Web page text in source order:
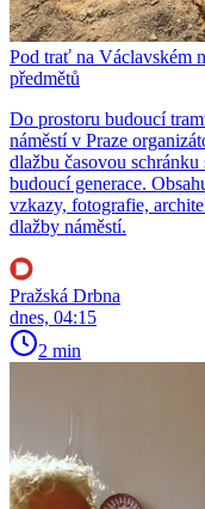
Pod trať na Václavském
předmětů
Do prostoru budoucí
náměstí v Praze
dlažbu časovou
budoucí generace.
vzkazy, fotografie,
dlažby náměstí.
Pražská Drbna
dnes, 04:15
2 min